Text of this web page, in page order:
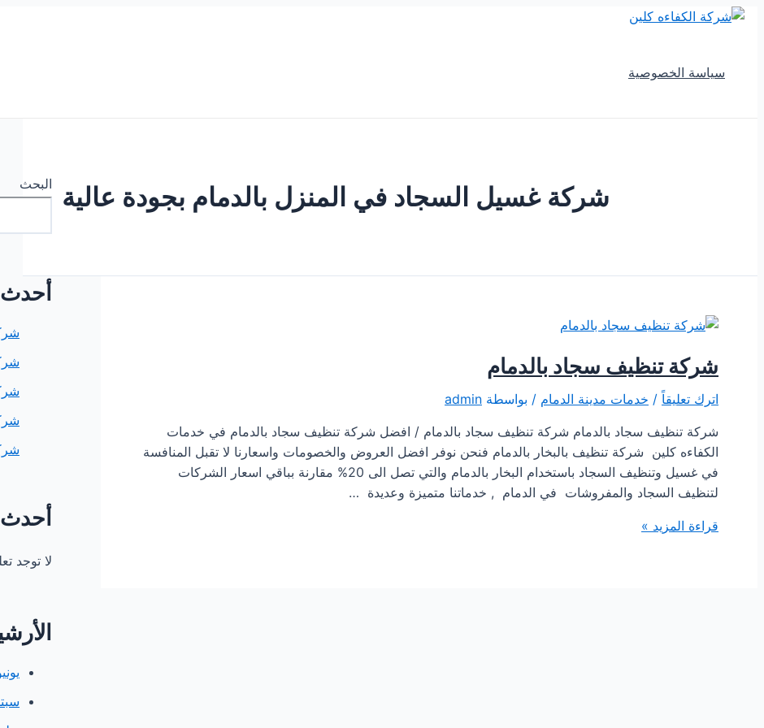
تخطي
سياسة الخصوصية
شركة غسيل السجاد في المنزل بالدمام بجودة عالية
شركة تنظيف سجاد بالدمام
اترك تعليقاً / خدمات مدينة الدمام / بواسطة admin
شركة تنظيف سجاد بالدمام شركة تنظيف سجاد بالدمام / افضل شركة تنظيف سجاد بالدمام في خدمات
الكفاءه كلين شركة تنظيف بالبخار بالدمام فنحن نوفر افضل العروض والخصومات واسعارنا لا تقبل المنافسة
في غسيل وتنظيف السجاد باستخدام البخار بالدمام والتي تصل الى 20% مقارنة بباقي اسعار الشركات
لتنظيف السجاد والمفروشات في الدمام , خدماتنا متميزة وعديدة …
شركة
قراءة المزيد »
البحث
أحدث
أحدث
لا توجد
يونيو